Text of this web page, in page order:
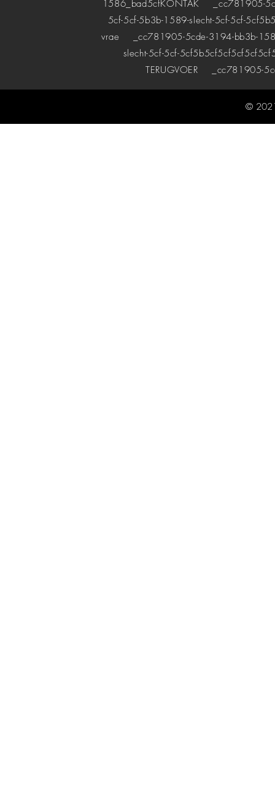
1586_bad5cfKONTAK _cc781905-
5cf-5cf-5b3b-1589-slecht-5cf-5cf-
vrae _cc781905-5cde-3194-bb3b-
slecht-5cf-5cf-
TERUGVOER _cc781905-
©